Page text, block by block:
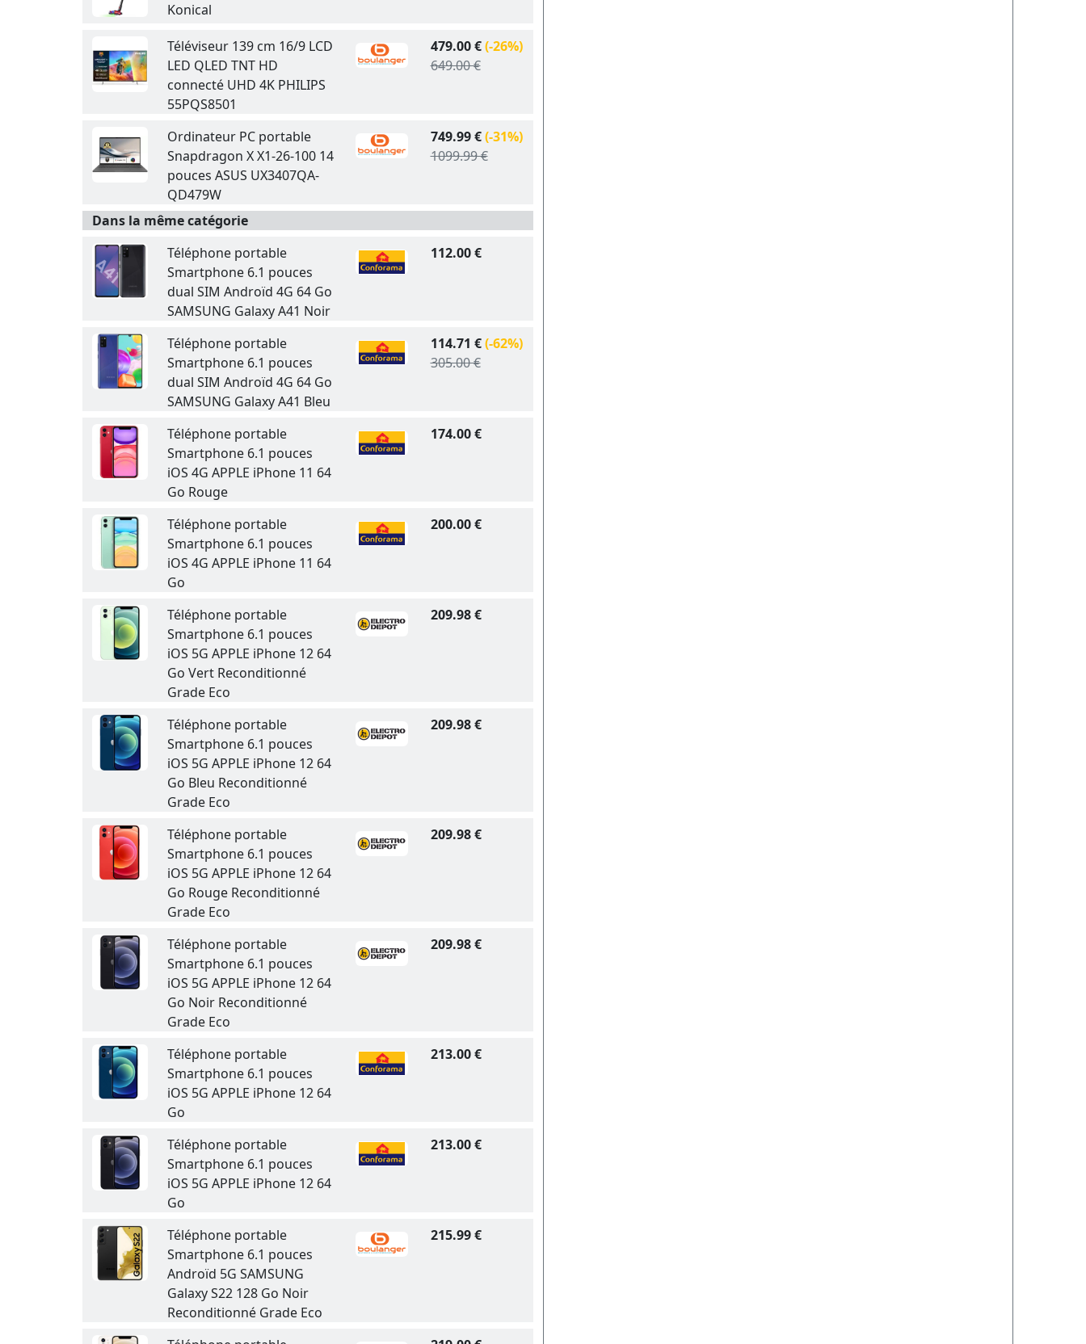
Konical
Téléviseur 139 cm 16/9 LCD
LED QLED TNT HD
connecté UHD 4K PHILIPS
55PQS8501
479.00 €(-26%)
649.00 €
Ordinateur PC portable
Snapdragon X X1-26-100 14
pouces ASUS UX3407QA-
QD479W
749.99 €(-31%)
1099.99 €
Dans la même catégorie
Téléphone portable
Smartphone 6.1 pouces
dual SIM Androïd 4G 64 Go
SAMSUNG Galaxy A41 Noir
112.00 €
Téléphone portable
Smartphone 6.1 pouces
dual SIM Androïd 4G 64 Go
SAMSUNG Galaxy A41 Bleu
114.71 €(-62%)
305.00 €
Téléphone portable
Smartphone 6.1 pouces
iOS 4G APPLE iPhone 11 64
Go Rouge
174.00 €
Téléphone portable
Smartphone 6.1 pouces
iOS 4G APPLE iPhone 11 64
Go
200.00 €
Téléphone portable
Smartphone 6.1 pouces
iOS 5G APPLE iPhone 12 64
Go Vert Reconditionné
Grade Eco
209.98 €
Téléphone portable
Smartphone 6.1 pouces
iOS 5G APPLE iPhone 12 64
Go Bleu Reconditionné
Grade Eco
209.98 €
Téléphone portable
Smartphone 6.1 pouces
iOS 5G APPLE iPhone 12 64
Go Rouge Reconditionné
Grade Eco
209.98 €
Téléphone portable
Smartphone 6.1 pouces
iOS 5G APPLE iPhone 12 64
Go Noir Reconditionné
Grade Eco
209.98 €
Téléphone portable
Smartphone 6.1 pouces
iOS 5G APPLE iPhone 12 64
Go
213.00 €
Téléphone portable
Smartphone 6.1 pouces
iOS 5G APPLE iPhone 12 64
Go
213.00 €
Téléphone portable
Smartphone 6.1 pouces
Androïd 5G SAMSUNG
Galaxy S22 128 Go Noir
Reconditionné Grade Eco
215.99 €